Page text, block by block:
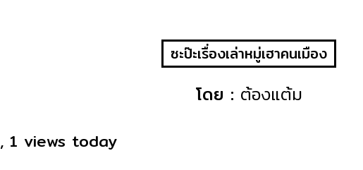
ซะป๊ะเรื่องเล่าหมู่เฮาคนเมือง
โดย : ต้องแต้ม
, 1 views today